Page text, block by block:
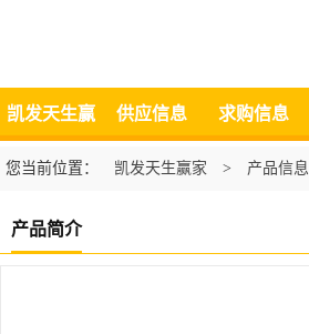
凯发天生赢
家
供应信息 求购信息
您当前位置： 凯发天生赢家 > 产品信息
产品简介